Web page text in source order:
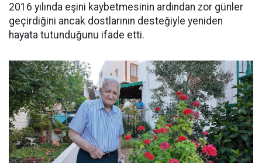
2016 yılında eşini kaybetmesinin ardından zor günler
geçirdiğini ancak dostlarının desteğiyle yeniden
hayata tutunduğunu ifade etti.